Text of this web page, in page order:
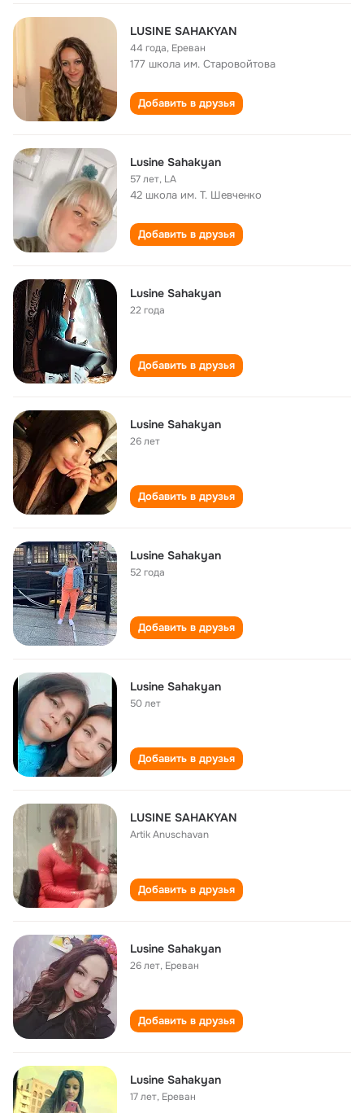
LUSINE SAHAKYAN
44 года, Ереван
177 школа им. Старовойтова
Добавить в друзья
Lusine Sahakyan
57 лет, LA
42 школа им. Т. Шевченко
Добавить в друзья
Lusine Sahakyan
22 года
Добавить в друзья
Lusine Sahakyan
26 лет
Добавить в друзья
Lusine Sahakyan
52 года
Добавить в друзья
Lusine Sahakyan
50 лет
Добавить в друзья
LUSINE SAHAKYAN
Artik Anuschavan
Добавить в друзья
Lusine Sahakyan
26 лет, Ереван
Добавить в друзья
Lusine Sahakyan
17 лет, Ереван